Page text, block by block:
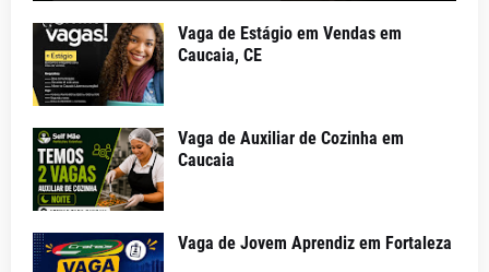
Vaga de Estágio em Vendas em
Caucaia, CE
Vaga de Auxiliar de Cozinha em
Caucaia
Vaga de Jovem Aprendiz em Fortaleza